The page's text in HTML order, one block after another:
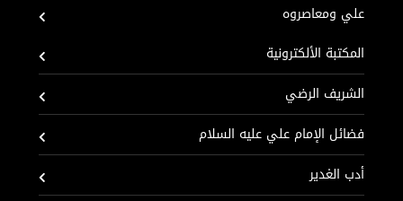
علي ومعاصروه
المكتبة الألكترونية
الشريف الرضي
فضائل الإمام علي عليه السلام
أدب الغدير